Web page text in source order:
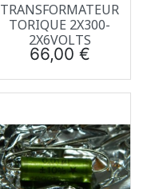
TRANSFORMATEUR
TORIQUE 2X300-
2X6VOLTS
Prix
66,00 €